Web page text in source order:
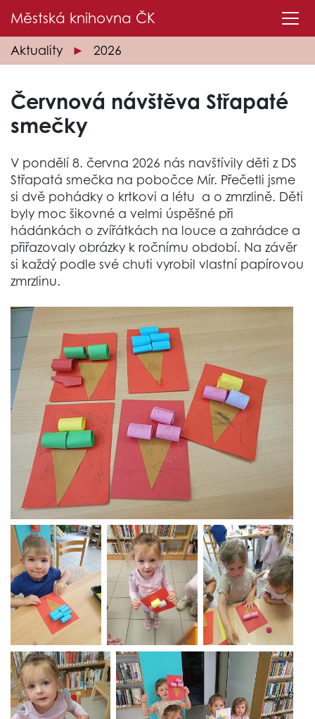
Městská knihovna ČK
Aktuality 2026
Červnová návštěva Střapaté
smečky
V pondělí 8. června 2026 nás navštívily děti z DS
Střapatá smečka na pobočce Mír. Přečetli jsme
si dvě pohádky o krtkovi a létu a o zmrzlině. Děti
byly moc šikovné a velmi úspěšné při
hádánkách o zvířátkách na louce a zahrádce a
přiřazovaly obrázky k ročnímu období. Na závěr
si každý podle své chuti vyrobil vlastní papírovou
zmrzlinu.